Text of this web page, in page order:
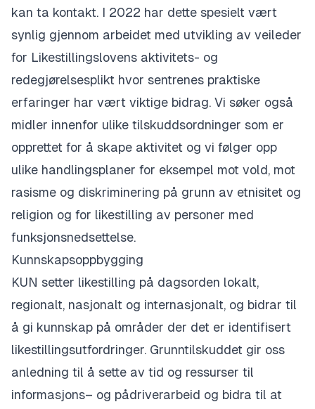
kan ta kontakt. I 2022 har dette spesielt vært
synlig gjennom arbeidet med utvikling av veileder
for Likestillingslovens aktivitets- og
redegjørelsesplikt hvor sentrenes praktiske
erfaringer har vært viktige bidrag. Vi søker også
midler innenfor ulike tilskuddsordninger som er
opprettet for å skape aktivitet og vi følger opp
ulike handlingsplaner for eksempel mot vold, mot
rasisme og diskriminering på grunn av etnisitet og
religion og for likestilling av personer med
funksjonsnedsettelse.
Kunnskapsoppbygging
​KUN setter likestilling på dagsorden lokalt,
regionalt, nasjonalt og internasjonalt, og bidrar til
å gi kunnskap på områder der det er identifisert
likestillingsutfordringer. Grunntilskuddet gir oss
anledning til å sette av tid og ressurser til
informasjons– og pådriverarbeid og bidra til at